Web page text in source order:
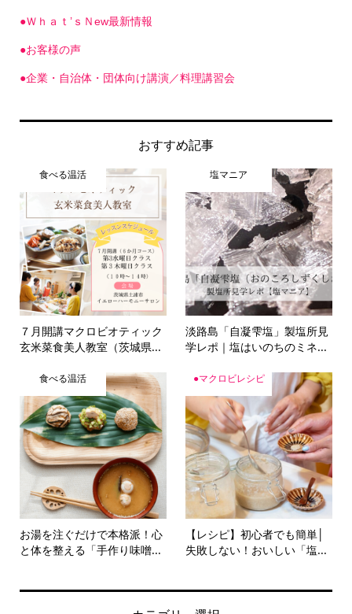
●Ｗｈａｔ’ｓＮew最新情報
●お客様の声
●企業・自治体・団体向け講演／料理講習会
おすすめ記事
食べる温活
７月開講マクロビオティック
玄米菜食美人教室（茨城県...
塩マニア
淡路島「自凝雫塩」製塩所見
学レポ｜塩はいのちのミネ...
食べる温活
お湯を注ぐだけで本格派！心
と体を整える「手作り味噌...
●マクロビレシピ
【レシピ】初心者でも簡単│
失敗しない！おいしい「塩...